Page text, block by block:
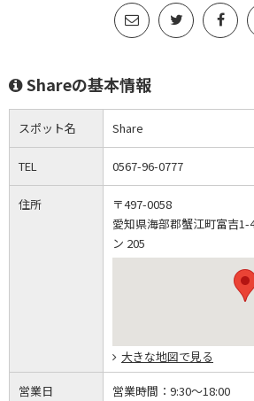
Shareの基本情報
スポット名 Share
TEL 0567-96-0777
住所
〒497-0058
愛知県海部郡蟹江町富吉
ン 205
大きな地図で見る
営業日 営業時間： 9:30～18:00